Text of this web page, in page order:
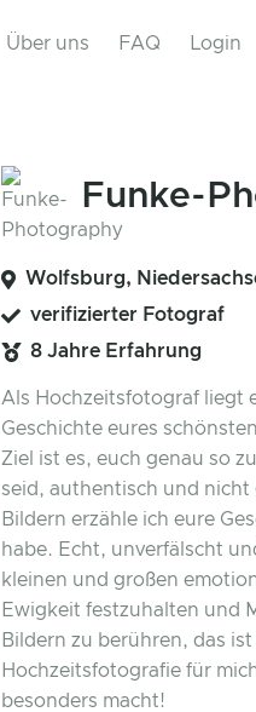
Über uns FAQ Login
Funke-
Wolfsburg,
verifizierter Fotograf
8 Jahre Erfahrung
Als Hochzeitsfotograf liegt
Geschichte eures
Ziel ist es, euch genau so
seid, authentisch und nicht
Bildern erzähle ich eure
habe. Echt, unverfälscht
kleinen und großen
Ewigkeit festzuhalten und
Bildern zu berühren, das
Hochzeitsfotografie für
besonders macht!